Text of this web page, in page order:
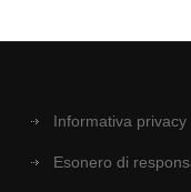
Informativa privacy
Esonero di